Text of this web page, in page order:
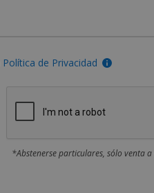
Política de Privacidad
*Abstenerse particulares, sólo venta